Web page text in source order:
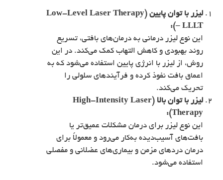
لیزر با توان پایین (Low-Level Laser Therapy
– LLLT):
این نوع لیزر درمانی به درمان‌های بافتی، تسریع
روند بهبودی و کاهش التهاب کمک می‌کند. در این
روش، از لیزر با انرژی پایین استفاده می‌شود که به
اعماق بافت نفوذ کرده و فرآیندهای سلولی را
تحریک می‌کند.
لیزر با توان بالا (High-Intensity Laser
Therapy):
این نوع لیزر برای درمان مشکلات عمیق‌تر یا
بافت‌های آسیب‌دیده به‌کار می‌رود و معمولاً برای
درمان دردهای مزمن و بیماری‌های عضلانی و مفصلی
استفاده می‌شود.